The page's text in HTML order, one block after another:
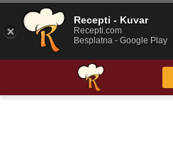
Recepti - Kuvar
Recepti.com
Besplatna - Google Play